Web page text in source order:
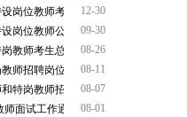
岗位教师考试总成绩及体检工作通知
12-30
岗位教师公示及报到通知
09-30
教师考生总成绩及体检工作安排通知
08-26
师招聘岗位海西考区面试人员总成绩
08-11
特岗教师招聘面试工作通知
08-07
面试工作通知
08-01